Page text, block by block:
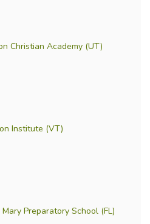
Christian Academy (UT)
Institute (VT)
Mary Preparatory School (FL)